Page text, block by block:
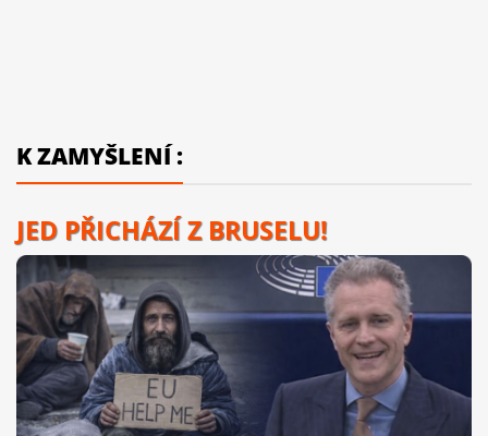
K ZAMYŠLENÍ :
JED PŘICHÁZÍ Z BRUSELU!